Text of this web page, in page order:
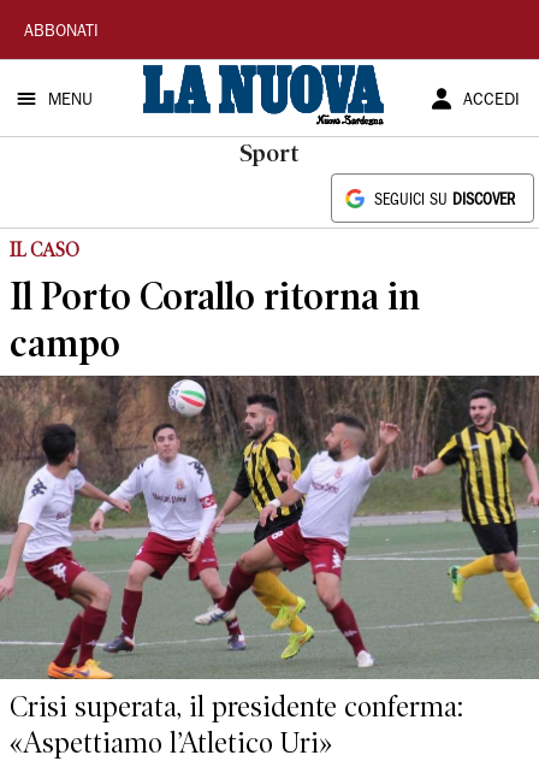
La
Nuova
Sardegna
ABBONATI
MENU ACCEDI
Sport
SEGUICI SU DISCOVER
IL CASO
Il Porto Corallo ritorna in
campo
Crisi superata, il presidente conferma:
«Aspettiamo l’Atletico Uri»